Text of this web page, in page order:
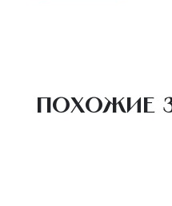
Похожие